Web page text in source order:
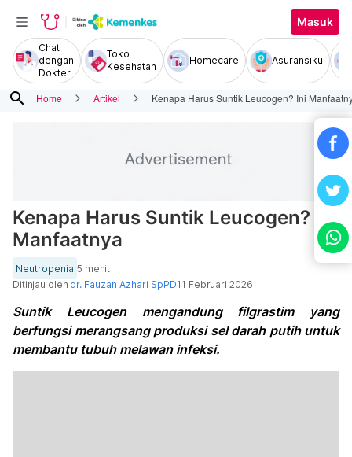
Masuk
Chat
dengan
Dokter
Toko
Kesehatan
Homecare Asuransiku
search Home Artikel Kenapa Harus Suntik Leucogen? Ini
Kenapa Harus Suntik Leucogen? Ini
Manfaatnya
Neutropenia 5 menit
Ditinjau oleh dr. Fauzan Azhari SpPD11 Februari 2026
Suntik Leucogen mengandung filgrastim yang
berfungsi merangsang produksi sel darah putih untuk
membantu tubuh melawan infeksi.